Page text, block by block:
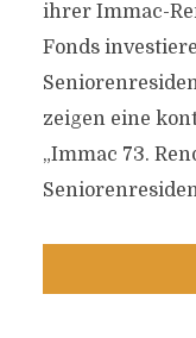
ihrer Immac-
Fonds
zeigen eine
„Immac 73.